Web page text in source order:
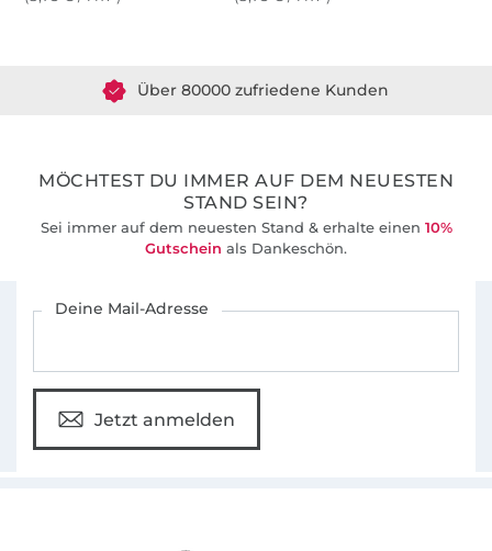
MÖCHTEST DU IMMER AUF DEM NEUESTEN
STAND SEIN?
Sei immer auf dem neuesten Stand & erhalte einen 10%
Gutschein als Dankeschön.
Deine Mail-Adresse
Jetzt anmelden